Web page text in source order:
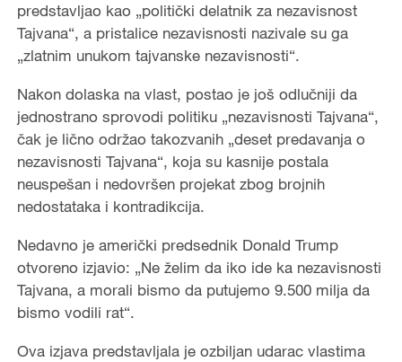
predstavljao kao „politički delatnik za nezavisnost
Tajvana“, a pristalice nezavisnosti nazivale su ga
„zlatnim unukom tajvanske nezavisnosti“.
Nakon dolaska na vlast, postao je još odlučniji da
jednostrano sprovodi politiku „nezavisnosti Tajvana“,
čak je lično održao takozvanih „deset predavanja o
nezavisnosti Tajvana“, koja su kasnije postala
neuspešan i nedovršen projekat zbog brojnih
nedostataka i kontradikcija.
Nedavno je američki predsednik Donald Trump
otvoreno izjavio: „Ne želim da iko ide ka nezavisnosti
Tajvana, a morali bismo da putujemo 9.500 milja da
bismo vodili rat“.
Ova izjava predstavljala je ozbiljan udarac vlastima